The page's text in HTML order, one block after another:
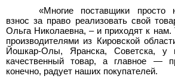
«Многие поставщики просто
взнос за право реализовать свой
Ольга Николаевна, – и приходят к
производителями из Кировской
Йошкар-Олы, Яранска, Советска, у
качественный товар, а главное —
конечно, радует наших покупателей.